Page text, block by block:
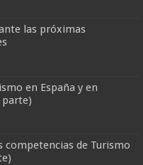
las próximas
en España y en
parte)
competencias de Turismo